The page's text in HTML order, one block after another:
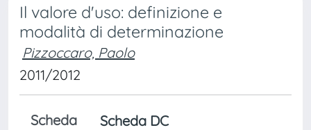
Il valore d'uso: definizione e
modalità di determinazione
Pizzoccaro, Paolo
2011/2012
Scheda Scheda DC